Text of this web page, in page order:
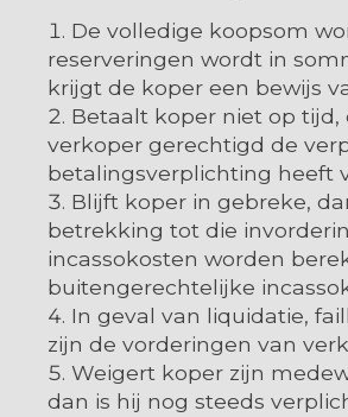
De volledige koopsom
reserveringen wordt in
krijgt de koper een bewijs
Betaalt koper niet op tijd,
verkoper gerechtigd de
betalingsverplichting heeft
Blijft koper in gebreke,
betrekking tot die
incassokosten worden
buitengerechtelijke
In geval van liquidatie,
zijn de vorderingen van
Weigert koper zijn
dan is hij nog steeds